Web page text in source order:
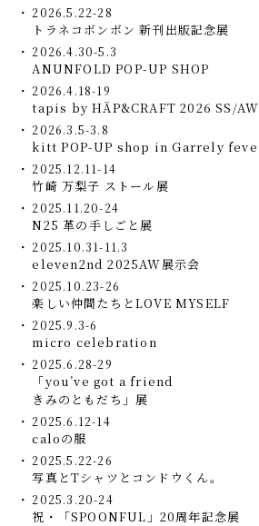
2026.5.22-28
トラネコボンボン 新刊出版記念展
2026.4.30-5.3
ANUNFOLD POP-UP SHOP
2026.4.18-19
tapis by HÄP&CRAFT 2026 SS/AW
2026.3.5-3.8
kitt POP-UP shop in Garrely feve
2025.12.11-14
竹崎 万梨子 ストール展
2025.11.20-24
N25 革の手しごと展
2025.10.31-11.3
eleven2nd 2025AW展示会
2025.10.23-26
楽しい仲間たちとLOVE MYSELF
2025.9.3-6
micro celebration
2025.6.28-29
「you’ve got a friend
きみのともだち」展
2025.6.12-14
caloの服
2025.5.22-26
写真とTシャツとコンドウくん。
2025.3.20-24
祝・「SPOONFUL」20周年記念展